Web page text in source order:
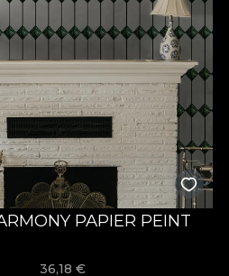
PAPIER PEINT
36,18 €